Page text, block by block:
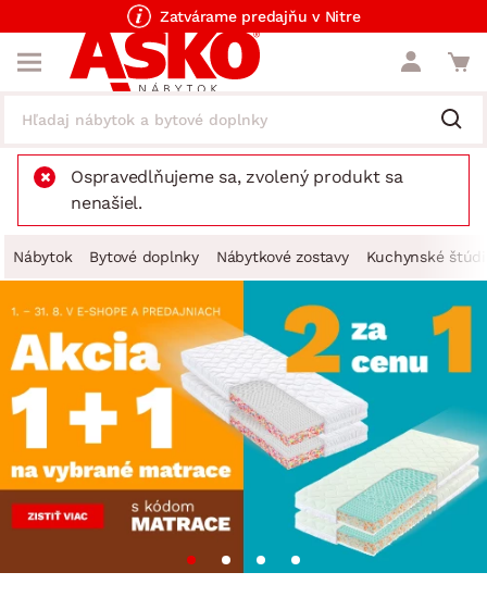
Zatvárame predajňu v Nitre
Ospravedlňujeme sa, zvolený produkt sa
nenašiel.
Nábytok Bytové doplnky Nábytkové zostavy Kuchynské